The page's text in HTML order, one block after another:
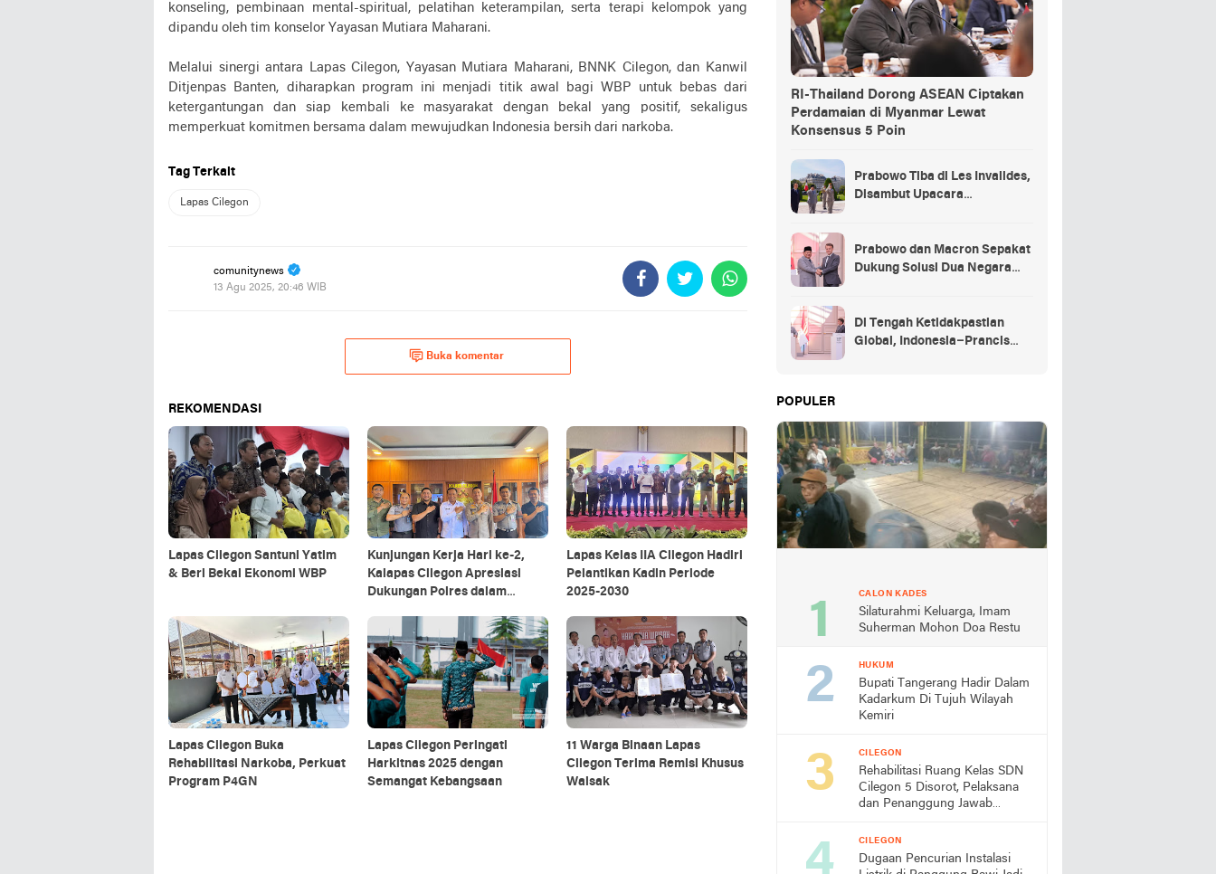
konseling, pembinaan mental-spiritual, pelatihan keterampilan, serta terapi kelompok yang
dipandu oleh tim konselor Yayasan Mutiara Maharani.
Melalui sinergi antara Lapas Cilegon, Yayasan Mutiara Maharani, BNNK Cilegon, dan Kanwil
Ditjenpas Banten, diharapkan program ini menjadi titik awal bagi WBP untuk bebas dari
ketergantungan dan siap kembali ke masyarakat dengan bekal yang positif, sekaligus
memperkuat komitmen bersama dalam mewujudkan Indonesia bersih dari narkoba.
Tag Terkait
Lapas Cilegon
comunitynews
13 Agu 2025, 20:46 WIB
Buka komentar
REKOMENDASI
Lapas Cilegon Santuni Yatim
& Beri Bekal Ekonomi WBP
Kunjungan Kerja Hari ke-2,
Kalapas Cilegon Apresiasi
Dukungan Polres dalam
Lapas Kelas IIA Cilegon Hadiri
Pelantikan Kadin Periode
2025-2030
Lapas Cilegon Buka
Rehabilitasi Narkoba, Perkuat
Program P4GN
Lapas Cilegon Peringati
Harkitnas 2025 dengan
Semangat Kebangsaan
11 Warga Binaan Lapas
Cilegon Terima Remisi Khusus
Waisak
RI-Thailand Dorong ASEAN Ciptakan
Perdamaian di Myanmar Lewat
Konsensus 5 Poin
Prabowo Tiba di Les Invalides,
Disambut Upacara
Prabowo dan Macron Sepakat
Dukung Solusi Dua Negara
Di Tengah Ketidakpastian
Global, Indonesia–Prancis
POPULER
CALON KADES
Silaturahmi Keluarga, Imam
Suherman Mohon Doa Restu
HUKUM
Bupati Tangerang Hadir Dalam
Kadarkum Di Tujuh Wilayah
Kemiri
CILEGON
Rehabilitasi Ruang Kelas SDN
Cilegon 5 Disorot, Pelaksana
dan Penanggung Jawab
Berada di Lokasi
CILEGON
Dugaan Pencurian Instalasi